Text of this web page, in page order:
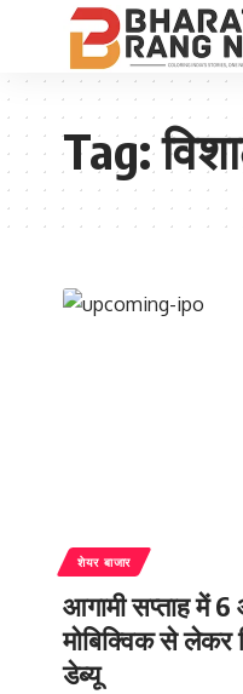
Tag:
शेयर बाजार
आगामी सप्ताह में
मोबिक्विक से लेकर
डेब्यू